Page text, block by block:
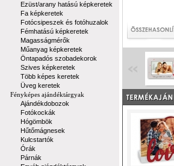
Ezüst/arany hatású képkeretek
Fa képkeretek
Fotócsipeszek és fotóhuzalok
Fémhatású képkeretek
Magasságmérők
Műanyag képkeretek
Öntapadós szobadekorok
Szives képkeretek
Több képes keretek
Üveg keretek
Fényképes ajándéktárgyak
Ajándékdobozok
Fotókockák
Hógömbök
Hűtőmágnesek
Kulcstartók
Órák
Párnák